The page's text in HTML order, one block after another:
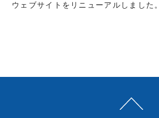
ウェブサイトをリニューアルしました。